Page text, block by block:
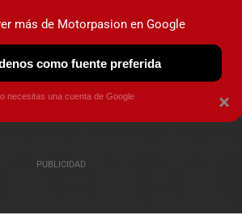
ELÉCTRICOS OBSERVATORIO
×
más de Motorpasion en Google
como fuente preferida
necesitas una cuenta de Google